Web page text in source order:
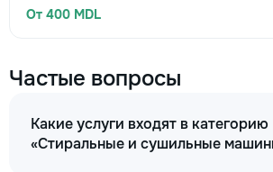
От 400 MDL
Частые вопросы
Какие услуги входят в категорию
«Стиральные и сушильные